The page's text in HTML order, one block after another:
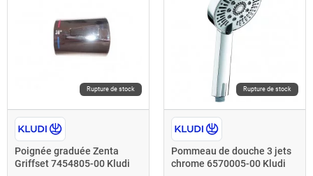
Rupture de stock
Poignée graduée Zenta
Griffset 7454805-00 Kludi
Rupture de stock
Pommeau de douche 3 jets
chrome 6570005-00 Kludi